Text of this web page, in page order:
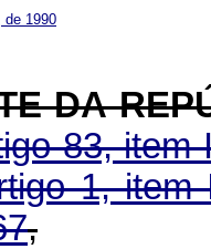
de 1990
DA
83, item
1, item
,